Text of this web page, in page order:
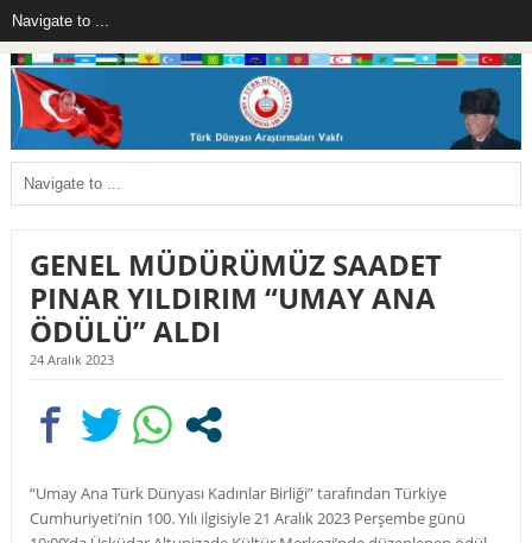
GENEL MÜDÜRÜMÜZ SAADET
PINAR YILDIRIM “UMAY ANA
ÖDÜLÜ” ALDI
24 Aralık 2023
“Umay Ana Türk Dünyası Kadınlar Birliği” tarafından Türkiye
Cumhuriyeti’nin 100. Yılı ilgisiyle 21 Aralık 2023 Perşembe günü